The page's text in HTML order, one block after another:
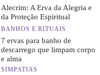
Alecrim: A Erva da Alegria e
da Proteção Espiritual
BANHOS E RITUAIS
7 ervas para banho de
descarrego que limpam corpo
e alma
SIMPATIAS